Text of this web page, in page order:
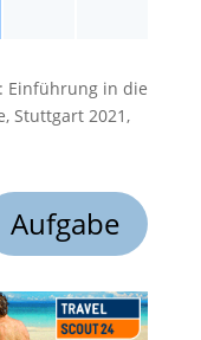
Einführung in die
Stuttgart 2021,
Aufgabe